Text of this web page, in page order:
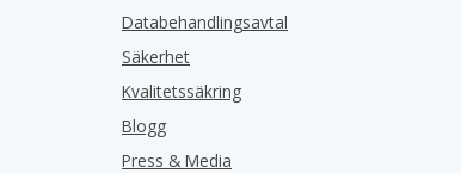
Databehandlingsavtal
Säkerhet
Kvalitetssäkring
Blogg
Press & Media